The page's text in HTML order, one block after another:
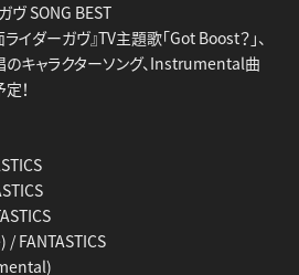
ヴ SONG BEST
イダーガヴ』TV主題歌「Got Boost？」、
のキャラクターソング、Instrumental曲
！
FANTASTICS